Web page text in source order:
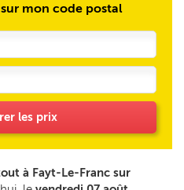
mon code postal
les prix
à Fayt-Le-Franc sur